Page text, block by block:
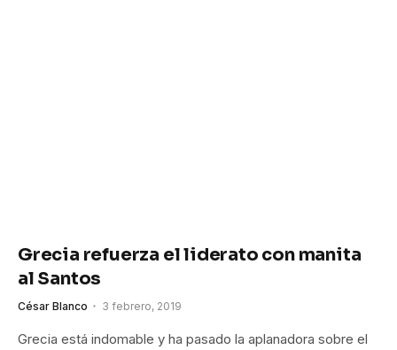
Grecia refuerza el liderato con manita
al Santos
César Blanco 3 febrero, 2019
Grecia está indomable y ha pasado la aplanadora sobre el